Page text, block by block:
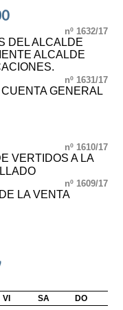
nº 1632/17
DEL ALCALDE
ALCALDE
nº 1631/17
GENERAL
nº 1610/17
VERTIDOS A LA
nº 1609/17
LA VENTA
VI SA DO